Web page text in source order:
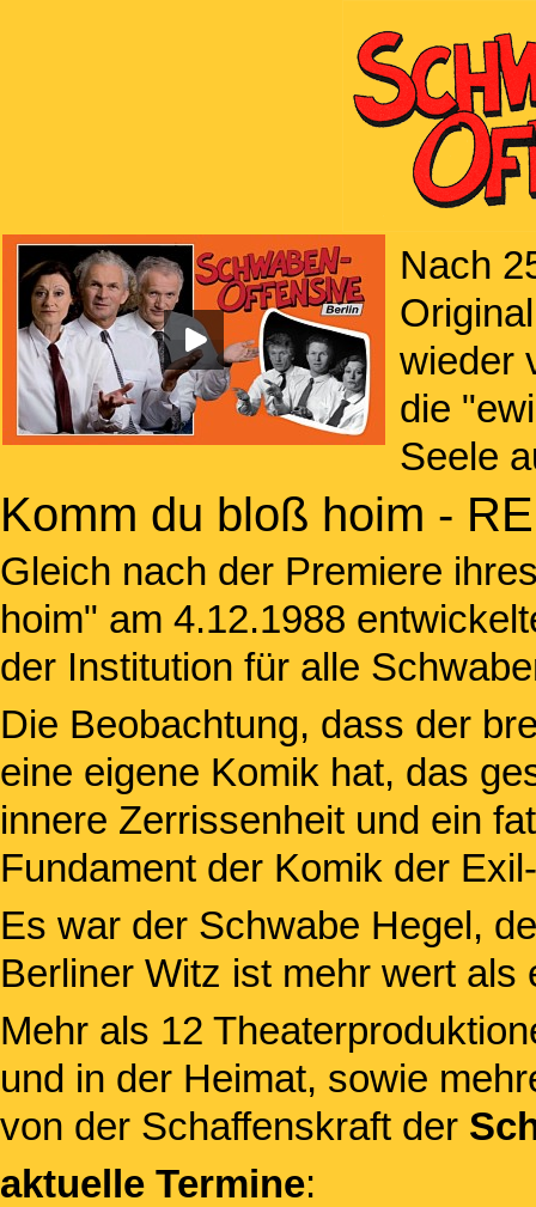
Nach
wieder
die
Seele
Komm du bloß hoim -
Gleich nach der Premiere
hoim" am 4.12.1988
der Institution für alle
Die Beobachtung, dass der
eine eigene Komik hat, das
innere Zerrissenheit und ein
Fundament der Komik der
Es war der Schwabe Hegel,
Berliner Witz ist mehr wert als
Mehr als 12
und in der Heimat, sowie
von der Schaffenskraft der
aktuelle Termine: